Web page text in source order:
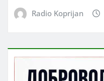
Radio Koprijan